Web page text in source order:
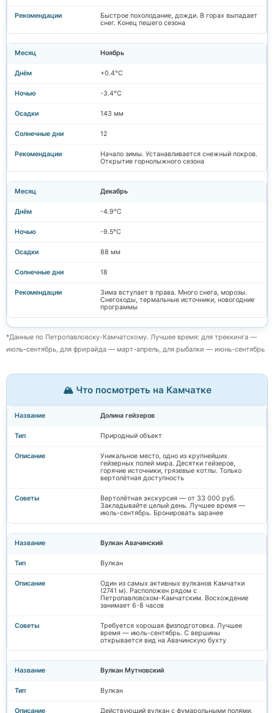
Быстрое похолодание, дожди. В горах выпадает
снег. Конец пешего сезона
Ноябрь
+0.4°C
-3.4°C
143 мм
12
Начало зимы. Устанавливается снежный покров.
Открытие горнолыжного сезона
Декабрь
-4.9°C
-9.5°C
88 мм
18
Зима вступает в права. Много снега, морозы.
Снегоходы, термальные источники, новогодние
программы
*Данные по Петропавловску-Камчатскому. Лучшее время: для треккинга —
июль-сентябрь, для фрирайда — март-апрель, для рыбалки — июнь-сентябрь
🏔️ Что посмотреть на Камчатке
Долина гейзеров
Природный объект
Уникальное место, одно из крупнейших
гейзерных полей мира. Десятки гейзеров,
горячие источники, грязевые котлы. Только
вертолётная доступность
Вертолётная экскурсия — от 33 000 руб.
Закладывайте целый день. Лучшее время —
июль-сентябрь. Бронировать заранее
Вулкан Авачинский
Вулкан
Один из самых активных вулканов Камчатки
(2741 м). Расположен рядом с
Петропавловском-Камчатским. Восхождение
занимает 6-8 часов
Требуется хорошая физподготовка. Лучшее
время — июль-сентябрь. С вершины
открывается вид на Авачинскую бухту
Вулкан Мутновский
Вулкан
Действующий вулкан с фумарольными полями,